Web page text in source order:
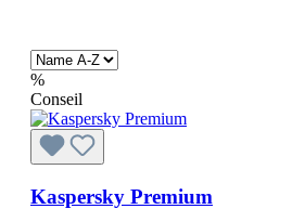
%
Conseil
Kaspersky Premium